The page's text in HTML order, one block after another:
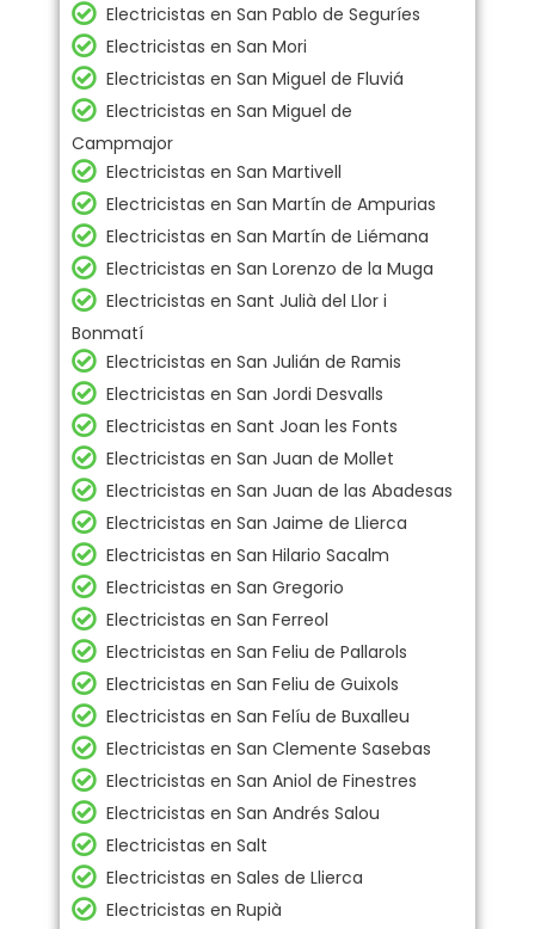
Electricistas en San Pablo de Seguríes
Electricistas en San Mori
Electricistas en San Miguel de Fluviá
Electricistas en San Miguel de
Campmajor
Electricistas en San Martivell
Electricistas en San Martín de Ampurias
Electricistas en San Martín de Liémana
Electricistas en San Lorenzo de la Muga
Electricistas en Sant Julià del Llor i
Bonmatí
Electricistas en San Julián de Ramis
Electricistas en San Jordi Desvalls
Electricistas en Sant Joan les Fonts
Electricistas en San Juan de Mollet
Electricistas en San Juan de las Abadesas
Electricistas en San Jaime de Llierca
Electricistas en San Hilario Sacalm
Electricistas en San Gregorio
Electricistas en San Ferreol
Electricistas en San Feliu de Pallarols
Electricistas en San Feliu de Guixols
Electricistas en San Felíu de Buxalleu
Electricistas en San Clemente Sasebas
Electricistas en San Aniol de Finestres
Electricistas en San Andrés Salou
Electricistas en Salt
Electricistas en Sales de Llierca
Electricistas en Rupià